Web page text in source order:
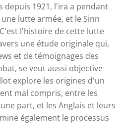
depuis 1921, l'ira a pendant
lutte armée, et le Sinn
l'histoire de cette lutte
une étude originale qui,
et de témoignages des
se veut aussi objective
explore les origines d'un
mal compris, entre les
part, et les Anglais et leurs
également le processus